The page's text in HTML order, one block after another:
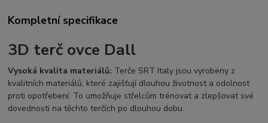
Kompletní specifikace
3D terč ovce Dall
Vysoká kvalita materiálů: Terče SRT Italy jsou vyrobeny z
kvalitních materiálů, které zajišťují dlouhou životnost a odolnost
proti opotřebení. To umožňuje střelcům trénovat a zlepšovat své
dovednosti na těchto terčích po dlouhou dobu.